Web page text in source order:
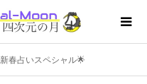
春占いスペシャル🌟